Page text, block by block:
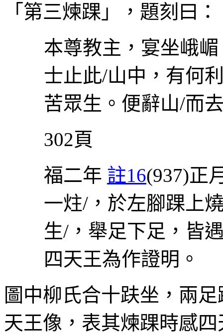
「第三煉踝」，題刻曰：
本尊教主，宴坐峨
士止此/山中，有何
苦眾生。便辭山/而
302頁
福二年 註16(937)正
一炷/ ，於左腳踝上
生/ ，舉足下足，皆
四天王為作證明。
圖中柳氏合十趺坐，兩
天王像，表其煉踝時感